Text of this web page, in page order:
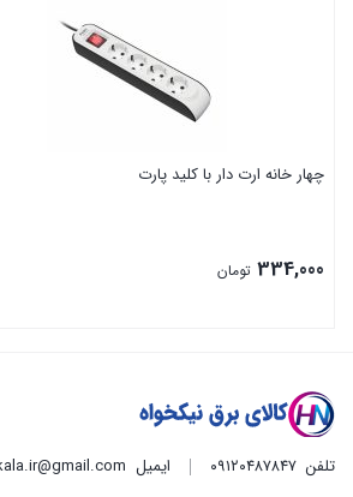
چهار خانه ارت دار با کلید پارت
334,000 تومان
تلفن ۰۹۱۲۰۴۸۷۸۴۷ ایمیل